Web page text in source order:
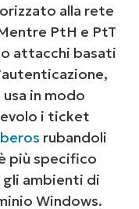
alla rete
PtH e PtT
attacchi basati
usa in modo
i ticket
rubandoli
più specifico
gli ambienti di
Windows.
14 giorni
accesso